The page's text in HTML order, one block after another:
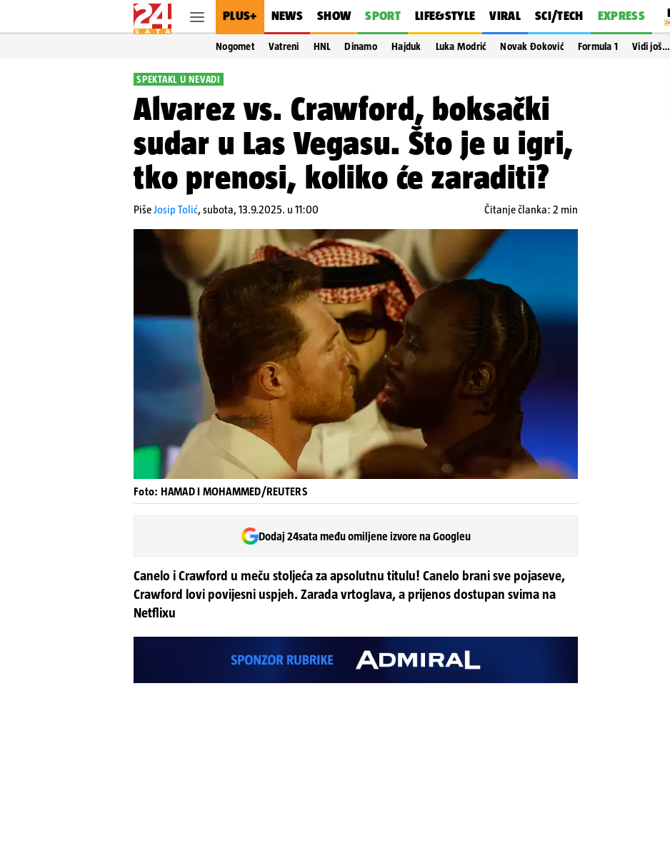
PLUS+ NEWS SHOW SPORT LIFE&STYLE VIRAL SCI/TECH EXPRESS
Nogomet Vatreni HNL Dinamo Hajduk Luka Modrić Novak Đoković Formula 1 Vidi još…
SPEKTAKL U NEVADI
Alvarez vs. Crawford, boksački
sudar u Las Vegasu. Što je u igri,
tko prenosi, koliko će zaraditi?
PišeJosip Tolić,subota, 13.9.2025. u 11:00 Čitanje članka: 2 min
Foto: HAMAD I MOHAMMED/REUTERS
Dodaj 24sata među omiljene izvore na Googleu
Canelo i Crawford u meču stoljeća za apsolutnu titulu! Canelo brani sve pojaseve,
Crawford lovi povijesni uspjeh. Zarada vrtoglava, a prijenos dostupan svima na
Netflixu